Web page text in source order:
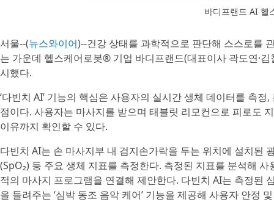
바디프랜드 AI 헬
서울--(뉴스와이어)--건강 상태를 과학적으로 판단해 스스로를
는 가운데 헬스케어로봇® 기업 바디프랜드(대표이사 곽도연·
시했다.
‘다빈치 AI’ 기능의 핵심은 사용자의 실시간 생체 데이터를 측
점이다. 사용자는 마사지를 받으며 태블릿 리모컨으로 피로도
이유까지 확인할 수 있다.
다빈치 AI는 손 마사지부 내 검지손가락을 두는 위치에 설치된
(SpO₂) 등 주요 생체 지표를 측정한다. 측정된 지표를 분석해
적의 마사지 프로그램을 연결해 제안한다. 다빈치 AI는 측정된
을 들려주는 ‘심박 동조 음악 케어’ 기능을 제공해 사용자 안정